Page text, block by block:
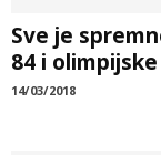
Sve je
84 i
14/03/2018